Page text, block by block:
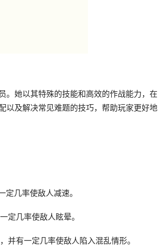
。她以其特殊的技能和高效的作战能力，在
以及解决常见难题的技巧，帮助玩家更好地
几率使敌人减速。
定几率使敌人眩晕。
并有一定几率使敌人陷入混乱情形。